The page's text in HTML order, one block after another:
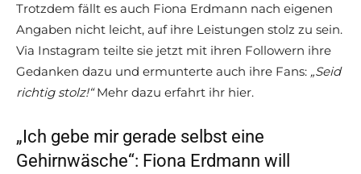
Trotzdem fällt es auch Fiona Erdmann nach eigenen
Angaben nicht leicht, auf ihre Leistungen stolz zu sein.
Via Instagram teilte sie jetzt mit ihren Followern ihre
Gedanken dazu und ermunterte auch ihre Fans: „Seid
richtig stolz!“Mehr dazu erfahrt ihr hier.
„Ich gebe mir gerade selbst eine
Gehirnwäsche“: Fiona Erdmann will